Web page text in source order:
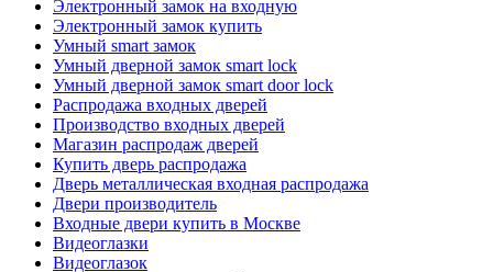
Электронный замок на входную
Электронный замок купить
Умный smart замок
Умный дверной замок smart lock
Умный дверной замок smart door lock
Распродажа входных дверей
Производство входных дверей
Магазин распродаж дверей
Купить дверь распродажа
Дверь металлическая входная распродажа
Двери производитель
Входные двери купить в Москве
Видеоглазки
Видеоглазок